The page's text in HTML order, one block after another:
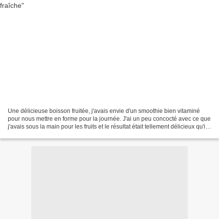
Une délicieuse boisson fruitée, j'avais envie d'un smoothie bien vitaminé
pour nous mettre en forme pour la journée. J'ai un peu concocté avec ce que
j'avais sous la main pour les fruits et le résultat était tellement délicieux qu'il